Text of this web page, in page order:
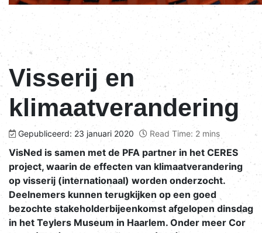
Visserij en
klimaatverandering
Gepubliceerd: 23 januari 2020 Read Time: 2 mins
VisNed is samen met de PFA partner in het CERES
project, waarin de effecten van klimaatverandering
op visserij (internationaal) worden onderzocht.
Deelnemers kunnen terugkijken op een goed
bezochte stakeholderbijeenkomst afgelopen dinsdag
in het Teylers Museum in Haarlem. Onder meer Cor